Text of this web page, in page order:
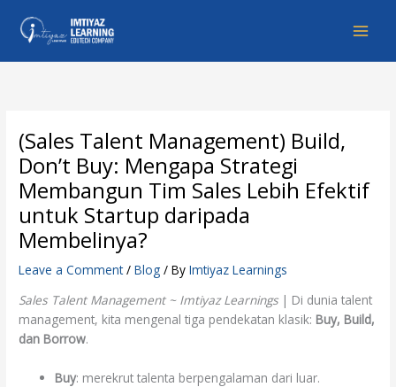
content
(Sales Talent Management) Build,
Don’t Buy: Mengapa Strategi
Membangun Tim Sales Lebih Efektif
untuk Startup daripada
Membelinya?
Leave a Comment /Blog / ByImtiyaz Learnings
Sales Talent Management ~ Imtiyaz Learnings| Di dunia talent
management, kita mengenal tiga pendekatan klasik: Buy, Build,
dan Borrow.
Buy: merekrut talenta berpengalaman dari luar.